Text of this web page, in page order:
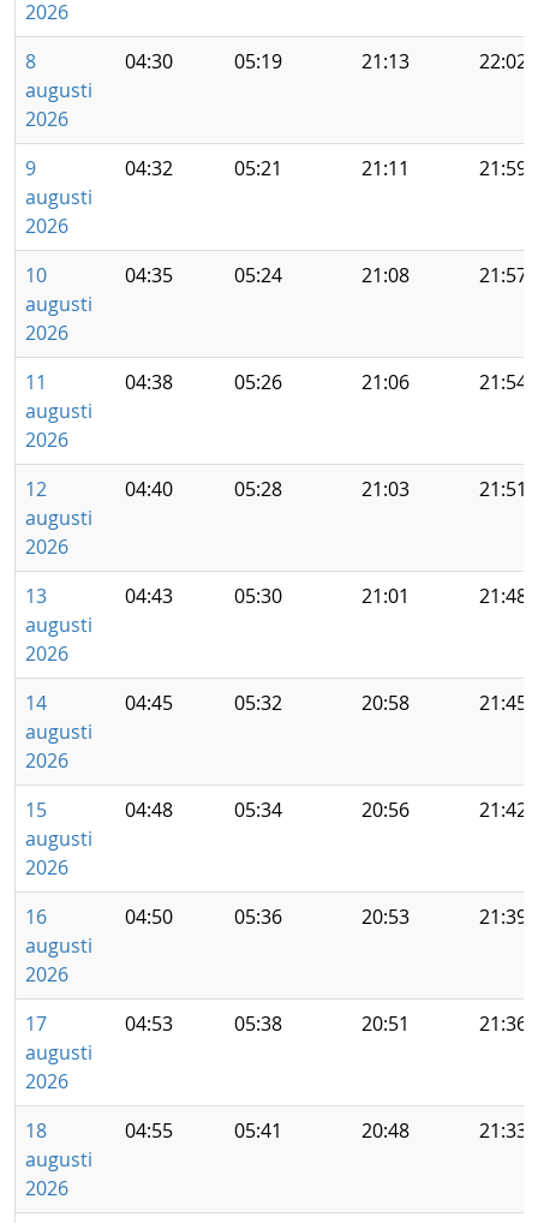
2026
8
augusti
2026
04:30 05:19 21:13 22:02
9
augusti
2026
04:32 05:21 21:11 21:59
10
augusti
2026
04:35 05:24 21:08 21:57
11
augusti
2026
04:38 05:26 21:06 21:54
12
augusti
2026
04:40 05:28 21:03 21:51
13
augusti
2026
04:43 05:30 21:01 21:48
14
augusti
2026
04:45 05:32 20:58 21:45
15
augusti
2026
04:48 05:34 20:56 21:42
16
augusti
2026
04:50 05:36 20:53 21:39
17
augusti
2026
04:53 05:38 20:51 21:36
18
augusti
2026
04:55 05:41 20:48 21:33